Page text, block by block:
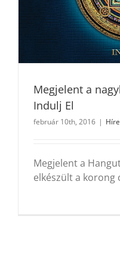
Megjelent a
Indulj El
február 10th, 2016 |
Megjelent a
elkészült a korong